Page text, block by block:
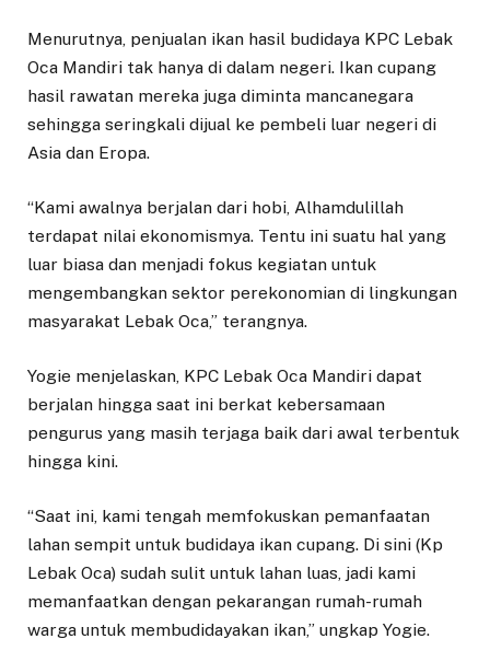
Menurutnya, penjualan ikan hasil budidaya KPC Lebak
Oca Mandiri tak hanya di dalam negeri. Ikan cupang
hasil rawatan mereka juga diminta mancanegara
sehingga seringkali dijual ke pembeli luar negeri di
Asia dan Eropa.
“Kami awalnya berjalan dari hobi, Alhamdulillah
terdapat nilai ekonomismya. Tentu ini suatu hal yang
luar biasa dan menjadi fokus kegiatan untuk
mengembangkan sektor perekonomian di lingkungan
masyarakat Lebak Oca,” terangnya.
Yogie menjelaskan, KPC Lebak Oca Mandiri dapat
berjalan hingga saat ini berkat kebersamaan
pengurus yang masih terjaga baik dari awal terbentuk
hingga kini.
“Saat ini, kami tengah memfokuskan pemanfaatan
lahan sempit untuk budidaya ikan cupang. Di sini (Kp
Lebak Oca) sudah sulit untuk lahan luas, jadi kami
memanfaatkan dengan pekarangan rumah-rumah
warga untuk membudidayakan ikan,” ungkap Yogie.